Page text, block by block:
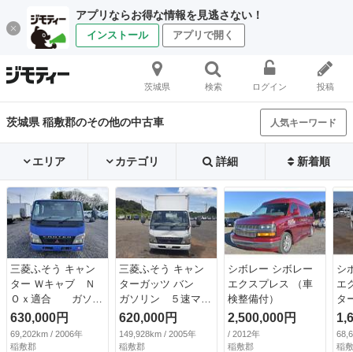
アプリならお得な情報を見逃さない！
インストール アプリで開く
茨城県 検索 ログイン 投稿
茨城県 稲敷郡のその他の中古車 人気キーワード
エリア カテゴリ 詳細 新着順
三菱ふそう キャン
ター Ｗキャブ Ｎ
Ｏｘ適合 ガソリ
ン 積載量１２５０
ｋｇ ５速マニュア
ル エアコン パワ
630,000円
69,202km / 2006年
稲敷郡
三菱ふそう キャン
ターガッツ バン
ガソリン ５速マニ
ュアル パワステ
エアコン （車検整
備付）
620,000円
149,928km / 2005年
稲敷郡
シボレー シボレー
エクスプレス （車
検整備付）
2,500,000円
/ 2012年
稲敷郡
シ
エ
タ
ル
グ
（
稲